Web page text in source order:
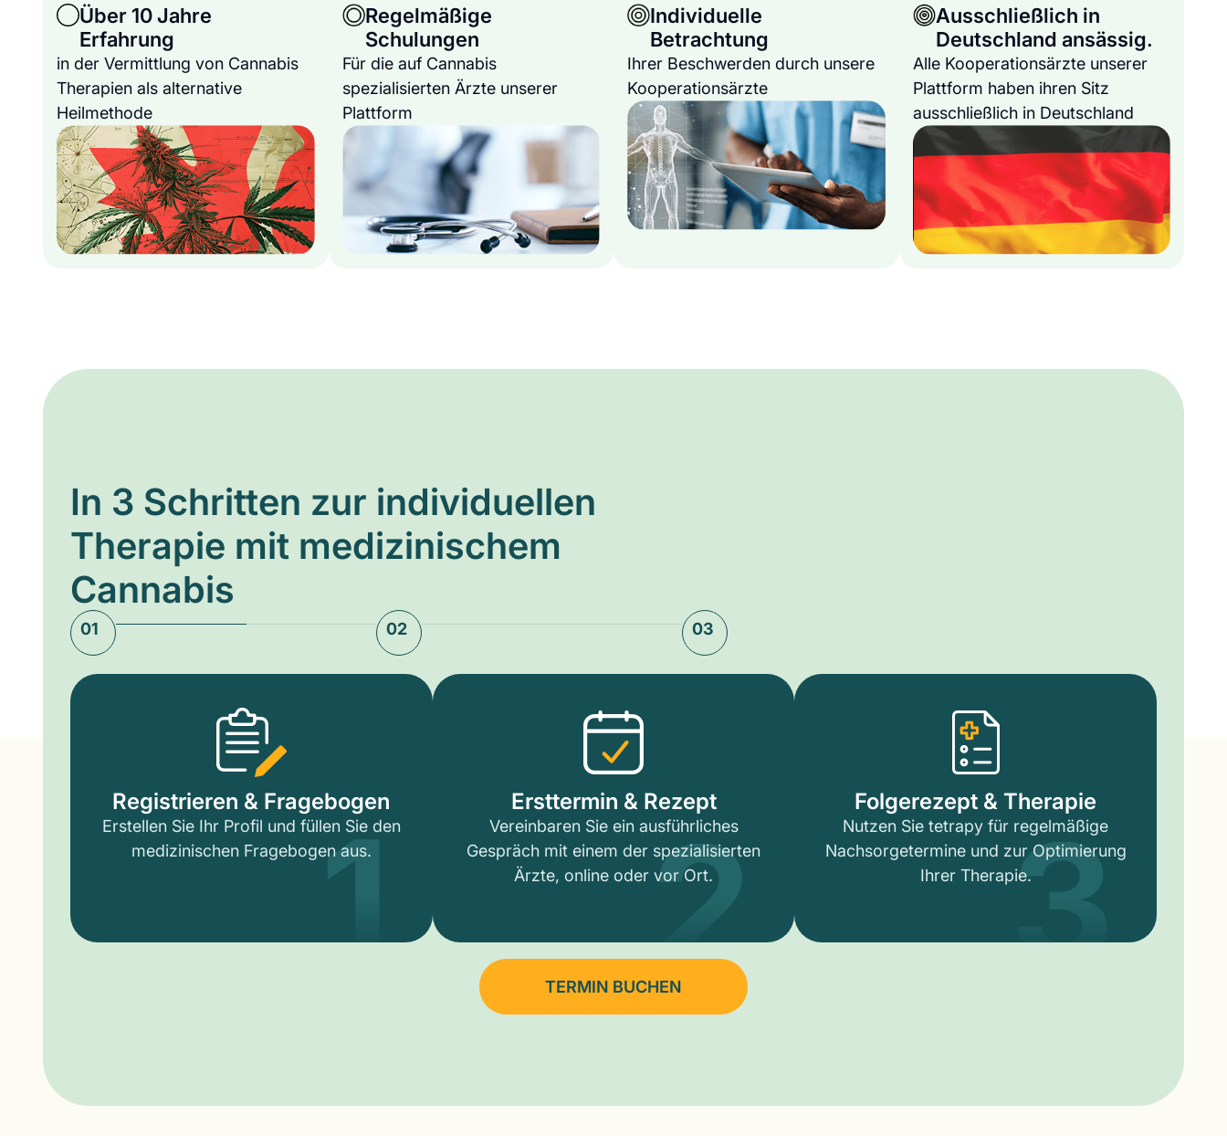
Über 10 Jahre
Erfahrung
in der Vermittlung von Cannabis
Therapien als alternative
Heilmethode
Regelmäßige
Schulungen
Für die auf Cannabis
spezialisierten Ärzte unserer
Plattform
Individuelle
Betrachtung
Ihrer Beschwerden durch unsere
Kooperationsärzte
Ausschließlich in
Deutschland ansässig.
Alle Kooperationsärzte unserer
Plattform haben ihren Sitz
ausschließlich in Deutschland
In 3 Schritten zur individuellen
Therapie mit medizinischem
Cannabis
01 02 03
Registrieren & Fragebogen
Erstellen Sie Ihr Profil und füllen Sie den
medizinischen Fragebogen aus.
1 Ersttermin & Rezept
Vereinbaren Sie ein ausführliches
Gespräch mit einem der spezialisierten
Ärzte, online oder vor Ort.
2 Folgerezept & Therapie
Nutzen Sie tetrapy für regelmäßige
Nachsorgetermine und zur Optimierung
Ihrer Therapie.3
TERMIN BUCHEN